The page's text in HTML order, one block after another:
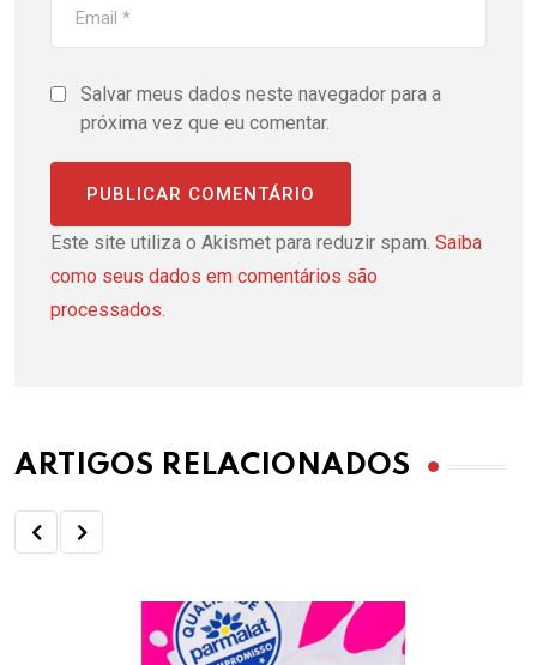
Salvar meus dados neste navegador para a
próxima vez que eu comentar.
Este site utiliza o Akismet para reduzir spam. Saiba
como seus dados em comentários são
processados.
ARTIGOS RELACIONADOS